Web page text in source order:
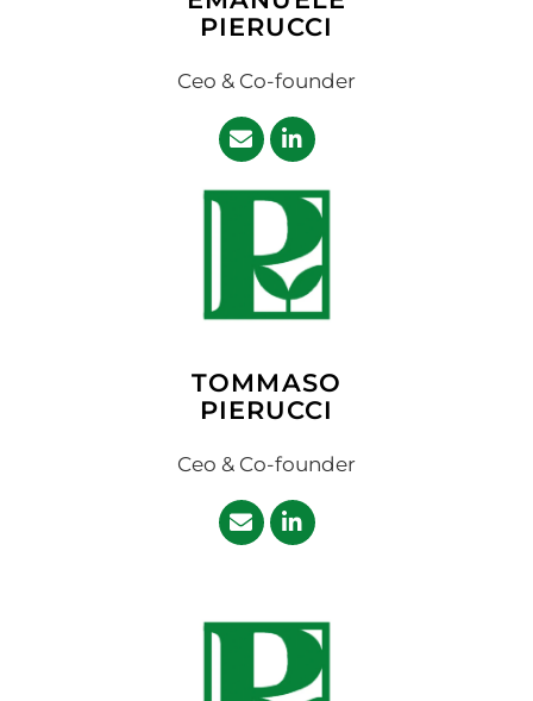
PIERUCCI
Ceo & Co-founder
TOMMASO
PIERUCCI
Ceo & Co-founder